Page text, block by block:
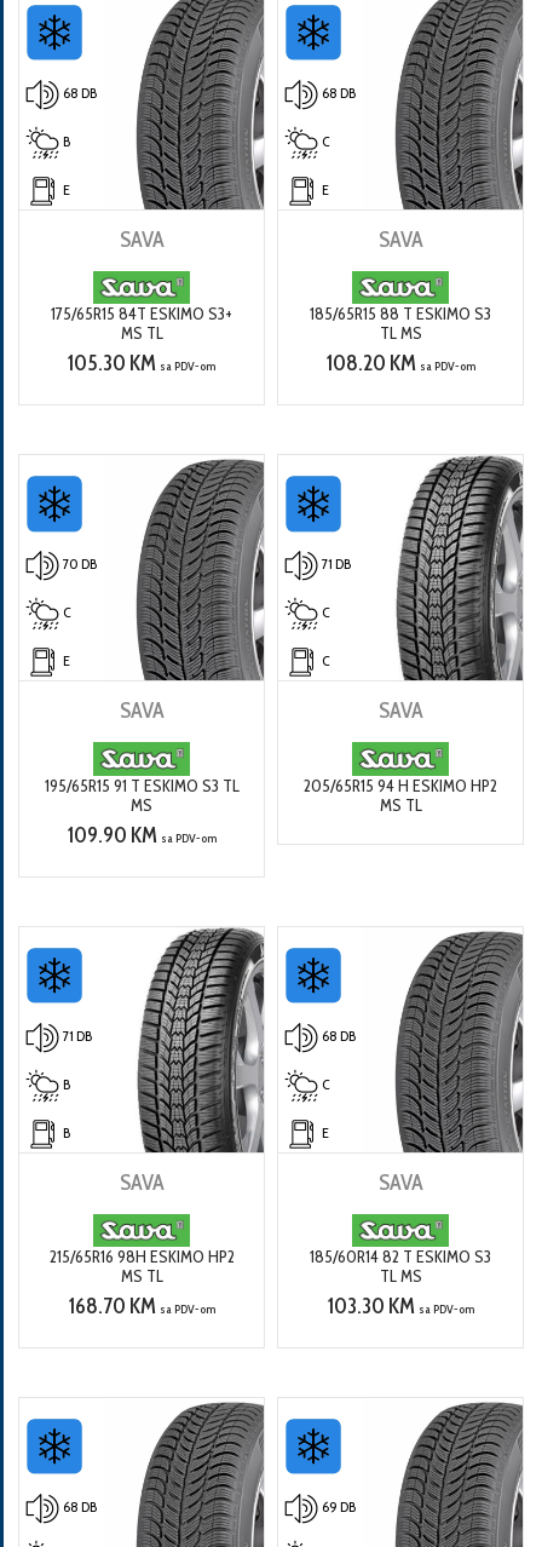
68 DB
B
E
SAVA
175/65R15 84T ESKIMO S3+
MS TL
105.30 KM sa PDV-om
68 DB
C
E
SAVA
185/65R15 88 T ESKIMO S3
TL MS
108.20 KM sa PDV-om
70 DB
C
E
SAVA
195/65R15 91 T ESKIMO S3 TL
MS
109.90 KM sa PDV-om
71 DB
C
C
SAVA
205/65R15 94 H ESKIMO HP2
MS TL
71 DB
B
B
SAVA
215/65R16 98H ESKIMO HP2
MS TL
168.70 KM sa PDV-om
68 DB
C
E
SAVA
185/60R14 82 T ESKIMO S3
TL MS
103.30 KM sa PDV-om
68 DB 69 DB